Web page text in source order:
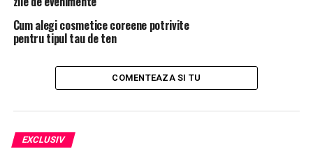
Cum alegi cosmetice coreene potrivite
pentru tipul tau de ten
COMENTEAZA SI TU
EXCLUSIV